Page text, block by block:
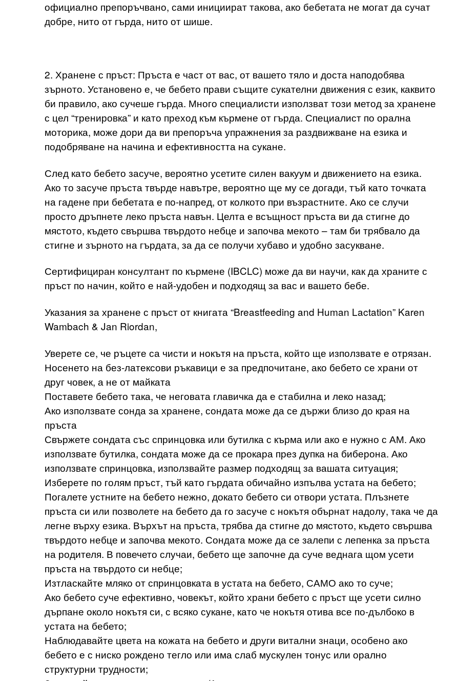
официално препоръчвано, сами инициират такова, ако бебетата не могат да сучат
добре, нито от гърда, нито от шише.
2. Хранене с пръст: Пръста е част от вас, от вашето тяло и доста наподобява
зърното. Установено е, че бебето прави същите сукателни движения с език, каквито
би правило, ако сучеше гърда. Много специалисти използват този метод за хранене
с цел “тренировка” и като преход към кърмене от гърда. Специалист по орална
моторика, може дори да ви препоръча упражнения за раздвижване на езика и
подобряване на начина и ефективността на сукане.
След като бебето засуче, вероятно усетите силен вакуум и движението на езика.
Ако то засуче пръста твърде навътре, вероятно ще му се догади, тъй като точката
на гадене при бебетата е по-напред, от колкото при възрастните. Ако се случи
просто дръпнeте леко пръста навън. Целта е всъщност пръста ви да стигне до
мястото, където свършва твърдото небце и започва мекото – там би трябвало да
стигне и зърното на гърдата, за да се получи хубаво и удобно засукване.
Сертифициран консултант по кърмене (IBCLC) може да ви научи, как да храните с
пръст по начин, който е най-удобен и подходящ за вас и вашето бебе.
Указания за хранене с пръст от книгата “Breastfeeding and Human Lactation” Karen
Wambach & Jan Riordan,
Уверете се, че ръцете са чисти и нокътя на пръста, който ще използвате е отрязан.
Носенето на без-латексови ръкавици е за предпочитане, ако бебето се храни от
друг човек, а не от майката
Поставете бебето така, че неговата главичка да е стабилна и леко назад;
Ако използвате сонда за хранене, сондата може да се държи близо до края на
пръста
Свържете сондата със спринцовка или бутилка с кърма или ако е нужно с АМ. Ако
използвате бутилка, сондата може да се прокара през дупка на биберона. Ако
използвате спринцовка, използвайте размер подходящ за вашата ситуация;
Изберете по голям пръст, тъй като гърдата обичайно изпълва устата на бебето;
Погалете устните на бебето нежно, докато бебето си отвори устата. Плъзнете
пръста си или позволете на бебето да го засуче с нокътя обърнат надолу, така че да
легне върху езика. Върхът на пръста, трябва да стигне до мястото, където свършва
твърдото небце и започва мекото. Сондата може да се залепи с лепенка за пръста
на родителя. В повечето случаи, бебето ще започне да суче веднага щом усети
пръста на твърдото си небце;
Изтласкайте мляко от спринцовката в устата на бебето, САМО ако то суче;
Ако бебето суче ефективно, човекът, който храни бебето с пръст ще усети силно
дърпане около нокътя си, с всяко сукане, като че нокътя отива все по-дълбоко в
устата на бебето;
Наблюдавайте цвета на кожата на бебето и други витални знаци, особено ако
бебето е с ниско рождено тегло или има слаб мускулен тонус или орално
структурни трудности;